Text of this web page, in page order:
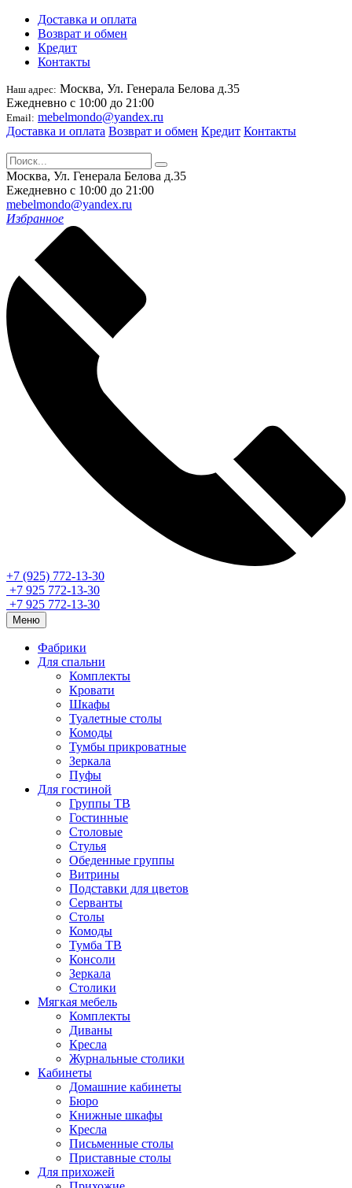
Доставка и оплата
Возврат и обмен
Кредит
Контакты
Наш адрес: Москва, Ул. Генерала Белова д.35
Ежедневно с 10:00 до 21:00
Email: mebelmondo@yandex.ru
Доставка и оплата Возврат и обмен Кредит Контакты
Москва, Ул. Генерала Белова д.35
Ежедневно с 10:00 до 21:00
mebelmondo@yandex.ru
Избранное
+7 (925) 772-13-30
+7 925 772-13-30
+7 925 772-13-30
Меню
Фабрики
Для спальни
Комплекты
Кровати
Шкафы
Туалетные столы
Комоды
Тумбы прикроватные
Зеркала
Пуфы
Для гостиной
Группы ТВ
Гостинные
Столовые
Стулья
Обеденные группы
Витрины
Подставки для цветов
Серванты
Столы
Комоды
Тумба ТВ
Консоли
Зеркала
Столики
Мягкая мебель
Комплекты
Диваны
Кресла
Журнальные столики
Кабинеты
Домашние кабинеты
Бюро
Книжные шкафы
Кресла
Письменные столы
Приставные столы
Для прихожей